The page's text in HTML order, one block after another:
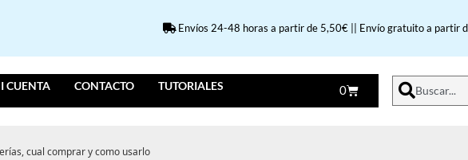
Envíos 24-48 horas a partir de 5,50€ || Envío gratuito a partir
CUENTA CONTACTO TUTORIALES 0 Buscar...
cual comprar y como usarlo